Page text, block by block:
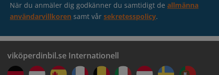
När du anmäler dig godkänner du samtidigt de allmänna
användarvillkoren samt vår sekretesspolicy.
viköperdinbil.se Internationell